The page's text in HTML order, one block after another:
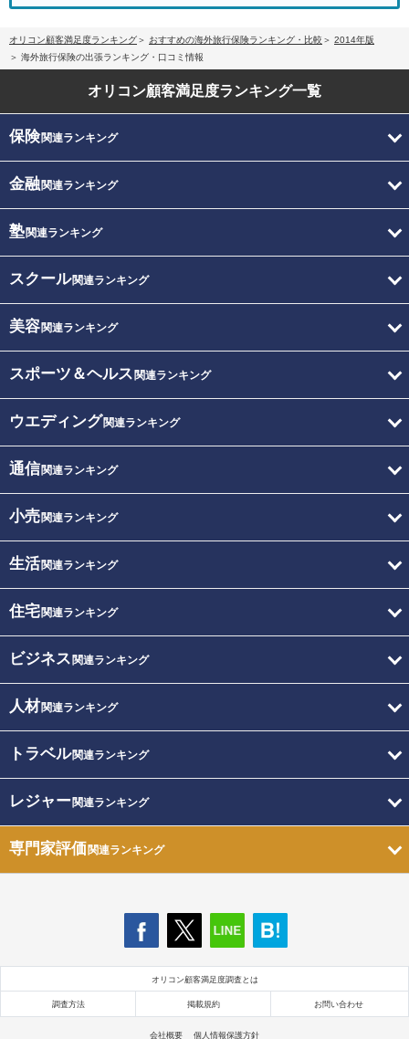
オリコン顧客満足度ランキング おすすめの海外旅行保険ランキング・比較
2014年版
海外旅行保険の出張ランキング・口コミ情報
オリコン顧客満足度ランキング一覧
保険関連ランキング
金融関連ランキング
塾関連ランキング
スクール関連ランキング
美容関連ランキング
スポーツ＆ヘルス 関連ランキング
ウエディング関連ランキング
通信関連ランキング
小売関連ランキング
生活関連ランキング
住宅関連ランキング
ビジネス 関連ランキング
人材関連ランキング
トラベル関連ランキング
レジャー関連ランキング
専門家評価関連ランキング
オリコン顧客満足度調査とは
調査方法 掲載規約 お問い合わせ
会社概要 個人情報保護方針